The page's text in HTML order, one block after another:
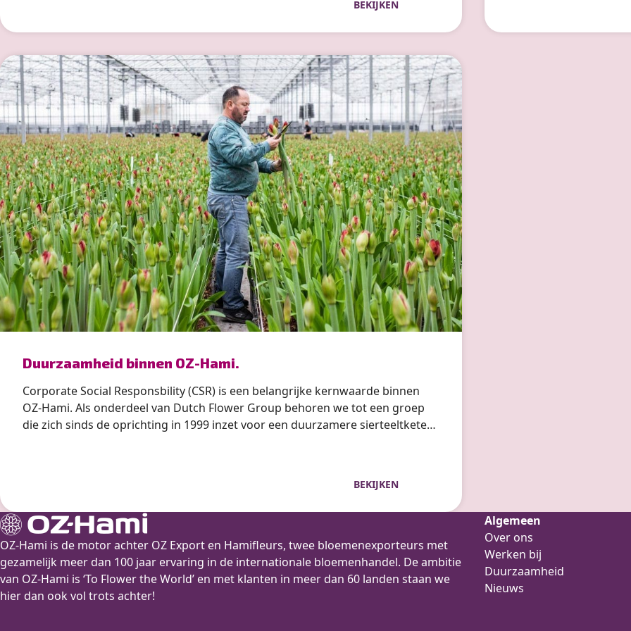
BEKIJKEN
Duurzaamheid binnen OZ-Hami.
Corporate Social Responsbility (CSR) is een belangrijke kernwaarde binnen
OZ-Hami. Als onderdeel van Dutch Flower Group behoren we tot een groep
die zich sinds de oprichting in 1999 inzet voor een duurzamere sierteeltketen.
BEKIJKEN
OZ-Hami is de motor achter OZ Export en Hamifleurs, twee bloemenexporteurs met
gezamelijk meer dan 100 jaar ervaring in de internationale bloemenhandel. De ambitie
van OZ-Hami is ‘To Flower the World’ en met klanten in meer dan 60 landen staan we
hier dan ook vol trots achter!
Algemeen
Over ons
Werken bij
Duurzaamheid
Nieuws